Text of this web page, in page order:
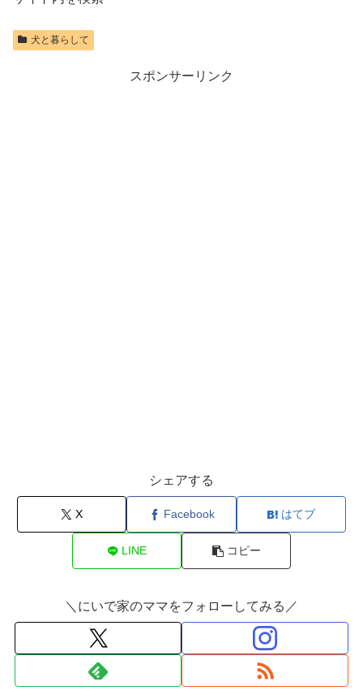
犬と暮らして
スポンサーリンク
シェアする
X Facebook はてブ
LINE コピー
＼にいで家のママをフォローしてみる／